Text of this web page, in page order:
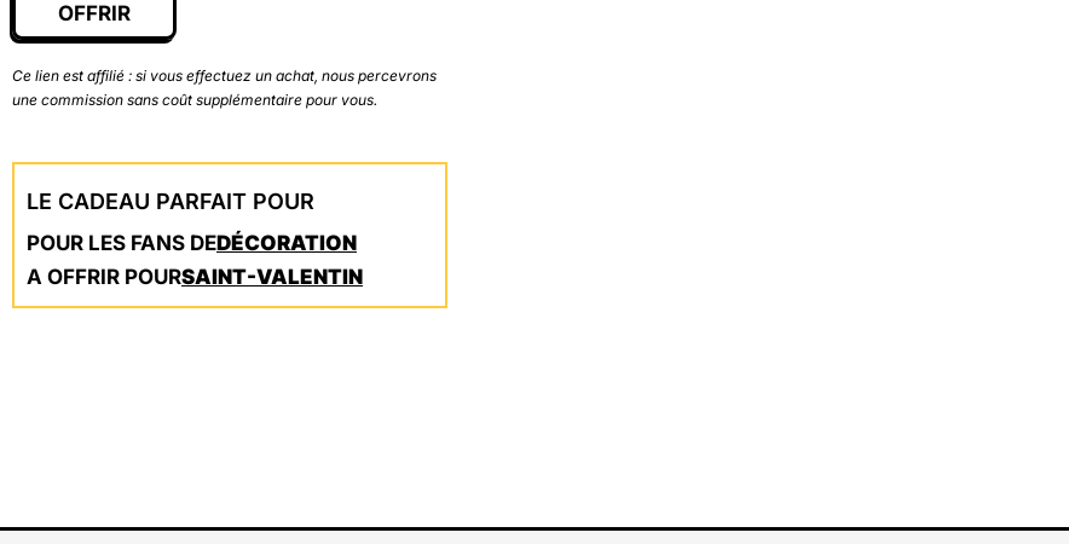
OFFRIR
Ce lien est affilié : si vous effectuez un achat, nous percevrons
une commission sans coût supplémentaire pour vous.
LE CADEAU PARFAIT POUR
POUR LES FANS DEDÉCORATION
A OFFRIR POURSAINT-VALENTIN